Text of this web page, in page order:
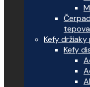
Kefy
Kefy